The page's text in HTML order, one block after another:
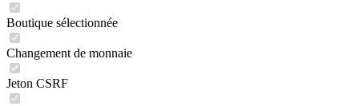
Boutique sélectionnée
Changement de monnaie
Jeton CSRF